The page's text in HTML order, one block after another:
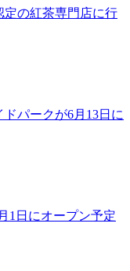
定の紅茶専門店に行
ドパークが6月13日に
1日にオープン予定